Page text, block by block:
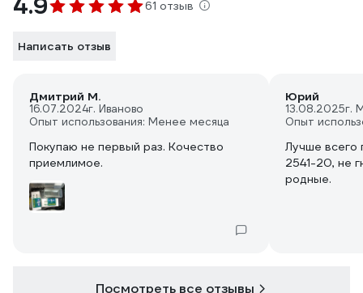
61 отзыв
Написать отзыв
Дмитрий М.
16.07.2024г. Иваново
Опыт использования: Менее месяца
Покупаю не первый раз. Кочество
приемлимое.
Юрий
13.08.2025г.
Опыт
Лучше всего
2541-20, не
родные.
Посмотреть все отзывы